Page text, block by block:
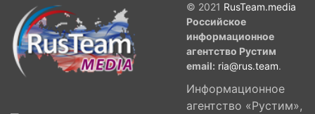
© 2021 RusTeam.media
Российское
информационное
агентство Рустим
email: ria@rus.team.
Информационное
агентство «Рустим»,